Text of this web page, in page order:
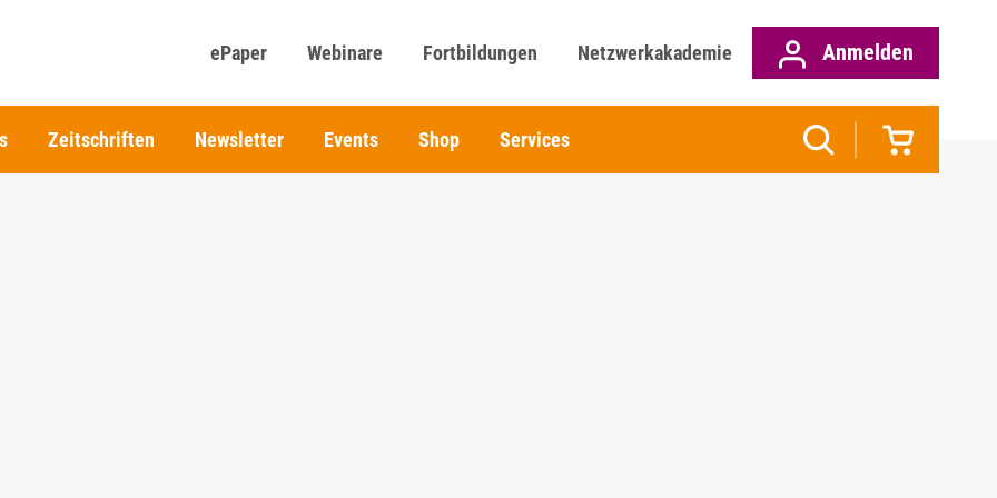
ePaper Webinare Fortbildungen Netzwerkakademie Anmelden
Zeitschriften Newsletter Events Shop Services